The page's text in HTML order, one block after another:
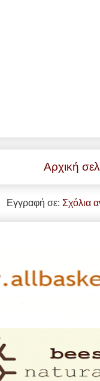
Αρχική
Εγγραφή σε: Σχόλια